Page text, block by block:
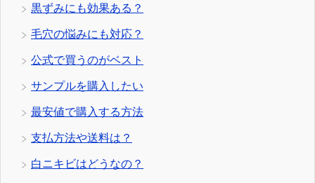
黒ずみにも効果ある？
毛穴の悩みにも対応？
公式で買うのがベスト
サンプルを購入したい
最安値で購入する方法
支払方法や送料は？
白ニキビはどうなの？